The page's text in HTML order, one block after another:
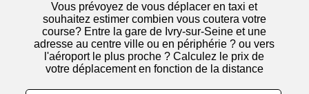
Vous prévoyez de vous déplacer en taxi et
souhaitez estimer combien vous coutera votre
course? Entre la gare de Ivry-sur-Seine et une
adresse au centre ville ou en périphérie ? ou vers
l'aéroport le plus proche ? Calculez le prix de
votre déplacement en fonction de la distance